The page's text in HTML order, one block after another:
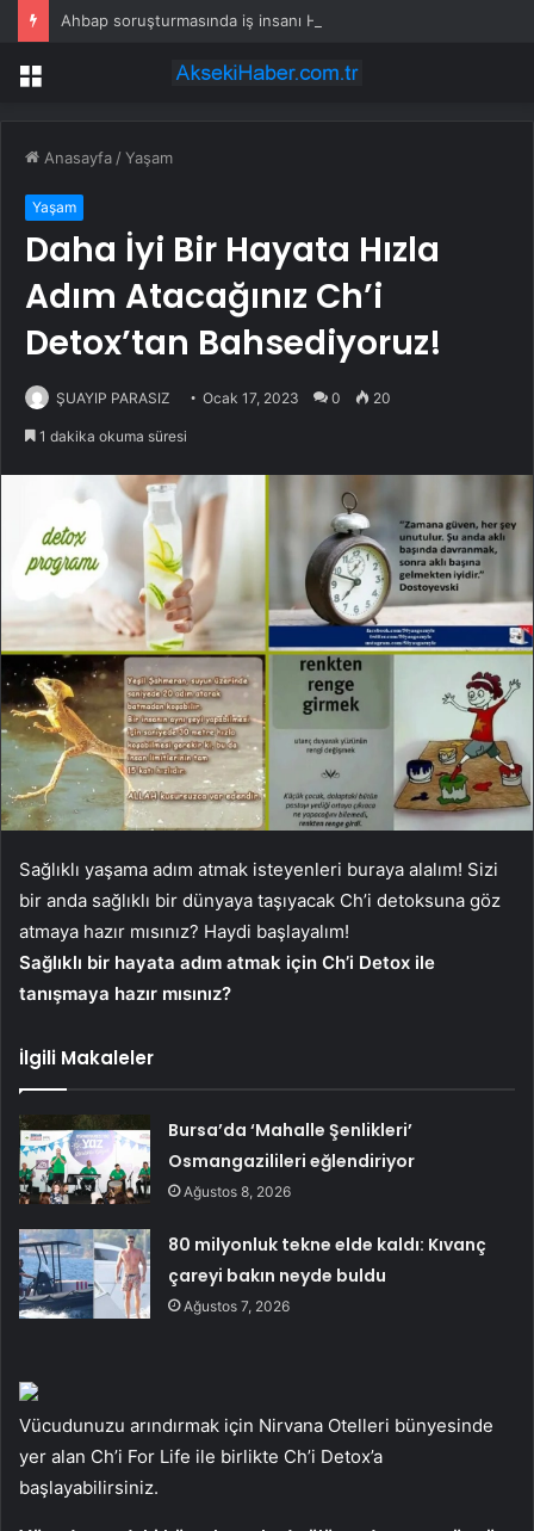
Menü
Anasayfa /Yaşam
Yaşam
Daha İyi Bir Hayata Hızla
Adım Atacağınız Ch’i
Detox’tan Bahsediyoruz!
ŞUAYIP PARASIZ Ocak 17, 2023 0 20
1 dakika okuma süresi
Sağlıklı yaşama adım atmak isteyenleri buraya alalım! Sizi
bir anda sağlıklı bir dünyaya taşıyacak Ch’i detoksuna göz
atmaya hazır mısınız? Haydi başlayalım!
Sağlıklı bir hayata adım atmak için Ch’i Detox ile
tanışmaya hazır mısınız?
İlgili Makaleler
Bursa’da ‘Mahalle Şenlikleri’
Osmangazilileri eğlendiriyor
Ağustos 8, 2026
80 milyonluk tekne elde kaldı: Kıvanç
çareyi bakın neyde buldu
Ağustos 7, 2026
Vücudunuzu arındırmak için Nirvana Otelleri bünyesinde
yer alan Ch’i For Life ile birlikte Ch’i Detox’a
başlayabilirsiniz.